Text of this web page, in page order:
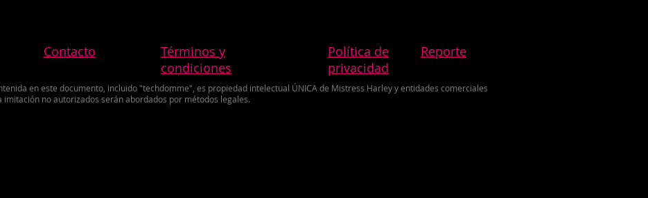
Contacto
Términos y
condiciones
Política de
privacidad
Reporte
en este documento, incluido "techdomme", es propiedad intelectual ÚNICA de Mistress Harley y entidades comerciales
imitación no autorizados serán abordados por métodos legales.